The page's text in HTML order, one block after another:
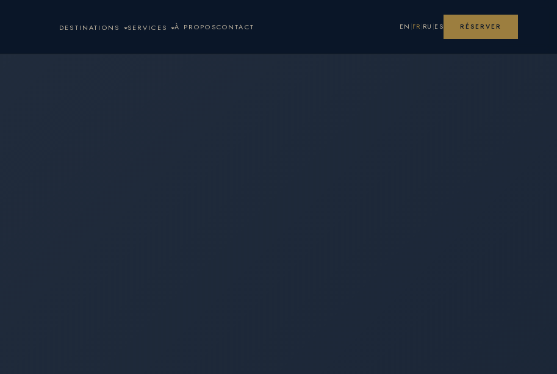
DESTINATIONS SERVICES À PROPOSCONTACT EN FR RU ES RÉSERVER